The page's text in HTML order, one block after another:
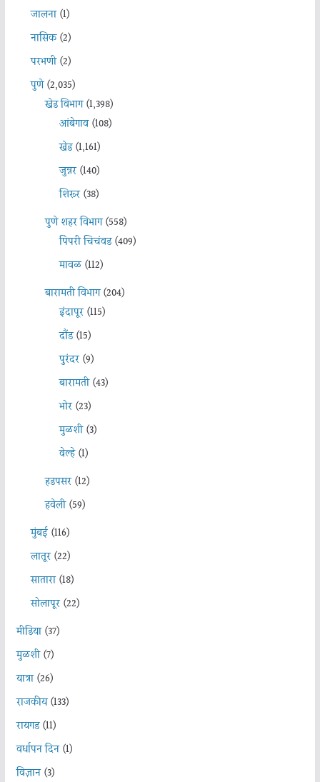
जालना(1)
नासिक(2)
परभणी(2)
पुणे(2,035)
खेड विभाग(1,398)
आंबेगाव(108)
खेड(1,161)
जुन्नर(140)
शिरूर(38)
पुणे शहर विभाग(558)
पिंपरी चिचंवड(409)
मावळ(112)
बारामती विभाग(204)
इंदापूर(115)
दौंड(15)
पुरंदर(9)
बारामती(43)
भोर(23)
मुळशी(3)
वेल्हे(1)
हडपसर(12)
हवेली(59)
मुंबई(116)
लातूर(22)
सातारा(18)
सोलापूर(22)
मीडिया(37)
मुळशी(7)
यात्रा(26)
राजकीय(133)
रायगड(11)
वर्धापन दिन(1)
विज्ञान(3)